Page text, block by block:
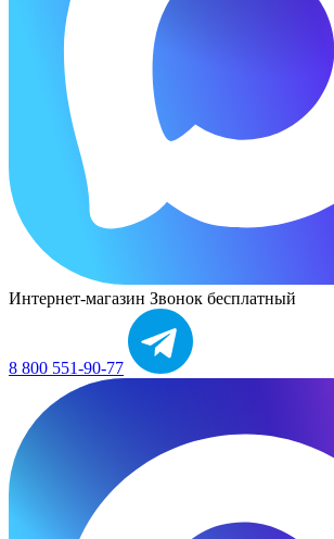
Интернет-магазин Звонок бесплатный
8 800 551-90-77